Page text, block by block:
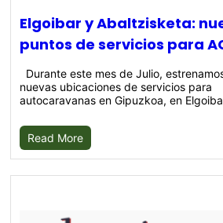
Elgoibar y Abaltzisketa:
puntos de servicios para
Durante este mes de Julio,
nuevas ubicaciones de servicios para
autocaravanas en Gipuzkoa, en
Read More